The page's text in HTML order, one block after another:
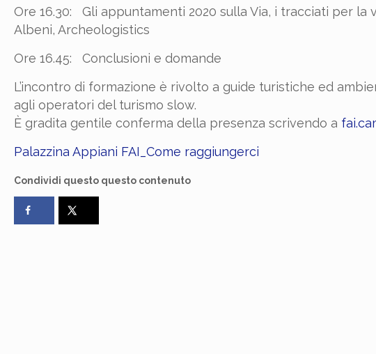
Ore 16.30: Gli appuntamenti 2020 sulla Via, i tracciati per
Albeni, Archeologistics
Ore 16.45: Conclusioni e domande
L’incontro di formazione è rivolto a guide turistiche ed
agli operatori del turismo slow.
È gradita gentile conferma della presenza scrivendo a
Palazzina Appiani FAI_Come raggiungerci
Condividi questo questo contenuto